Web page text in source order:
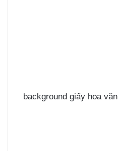
background giấy hoa văn